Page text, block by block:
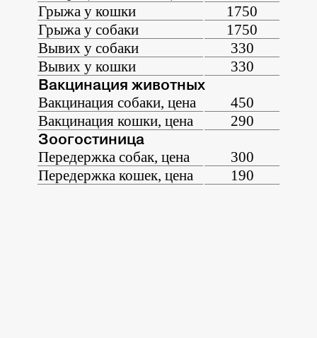
Грыжа у кошки
1750
Грыжа у собаки
1750
Вывих у собаки
330
Вывих у кошки
330
Вакцинация животных
Вакцинация собаки, цена
450
Вакцинация кошки, цена
290
Зоогостиница
Передержка собак, цена
300
Передержка кошек, цена
190